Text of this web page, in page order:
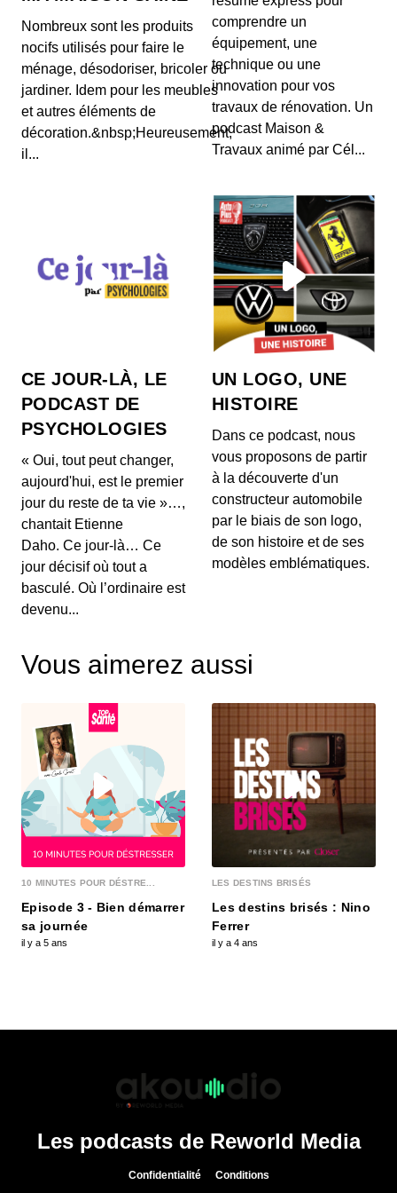
Après sa carrière de sportif de haut niveau, Taïg
Khris s’est lancé dans le bain de l’entrepreneu...
Somfy : connecter sa maison pour
réduire sa consommation énergétique
00:12:30 - IL Y A 3 ANS
Somfy, le spécialiste de l'automatisation des stores
et volets et par extension de la domotique,...
00:10:13 - IL Y A 3 ANS
Face à une concurrence particulièrement dense,
l'app de paiement Lyf mise sur le soutien de ses
Nombreux sont les produits
nocifs utilisés pour faire le
ménage, désodoriser, bricoler ou
jardiner. Idem pour les meubles
et autres éléments de
décoration.&nbsp;Heureusement,
il...
comprendre un
équipement, une
technique ou une
innovation pour vos
travaux de rénovation. Un
podcast Maison &
Travaux animé par Cél...
CE JOUR-LÀ, LE
PODCAST DE
PSYCHOLOGIES
« Oui, tout peut changer,
aujourd'hui, est le premier
jour du reste de ta vie »…,
chantait Etienne
Daho. Ce jour-là… Ce
jour décisif où tout a
basculé. Où l’ordinaire est
devenu...
UN LOGO, UNE
HISTOIRE
Dans ce podcast, nous
vous proposons de partir
à la découverte d'un
constructeur automobile
par le biais de son logo,
de son histoire et de ses
modèles emblématiques.
Vous aimerez aussi
10 MINUTES POUR DÉSTRE...
Episode 3 - Bien démarrer
sa journée
il y a 5 ans
LES DESTINS BRISÉS
Les destins brisés : Nino
Ferrer
il y a 4 ans
Les podcasts de Reworld Media
Confidentialité Conditions